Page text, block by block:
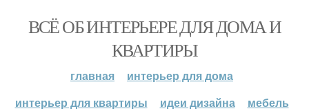
ВСЁ ОБ ИНТЕРЬЕРЕ ДЛЯ ДОМА И
КВАРТИРЫ
главная
интерьер для дома
интерьер для квартиры
идеи дизайна мебель